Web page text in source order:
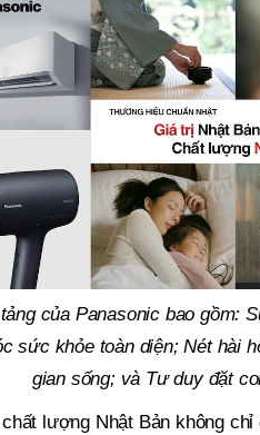
của Panasonic bao gồm:
sức khỏe toàn diện; Nét hài
gian sống; và Tư duy đặt
lượng Nhật Bản không